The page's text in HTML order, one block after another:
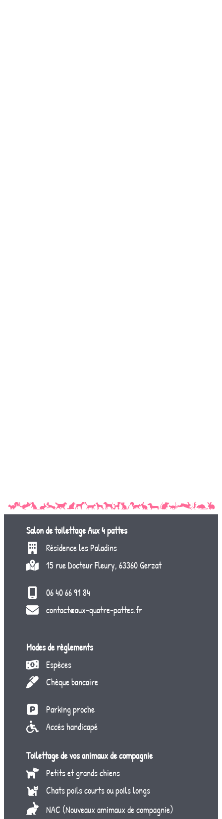
Salon de toilettageAux 4 pattes
Résidence les Paladins
15 rue Docteur Fleury, 63360 Gerzat
06 40 66 91 84
contact@aux-quatre-pattes.fr
Modes de règlements
Espèces
Chèque bancaire
Parking proche
Accés handicapé
Toilettage de vos animaux de compagnie
Petits et grands chiens
Chats poils courts ou poils longs
NAC (Nouveaux amimaux de compagnie)